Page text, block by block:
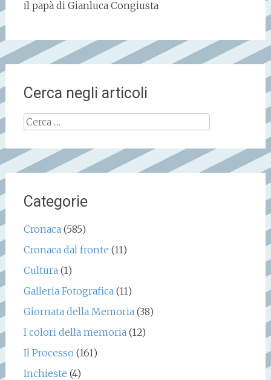
il papà di Gianluca Congiusta
Cerca negli articoli
Ricerca
per:
Categorie
Cronaca (585)
Cronaca dal fronte (11)
Cultura (1)
Galleria Fotografica (11)
Giornata della Memoria (38)
I colori della memoria (12)
Il Processo (161)
Inchieste (4)